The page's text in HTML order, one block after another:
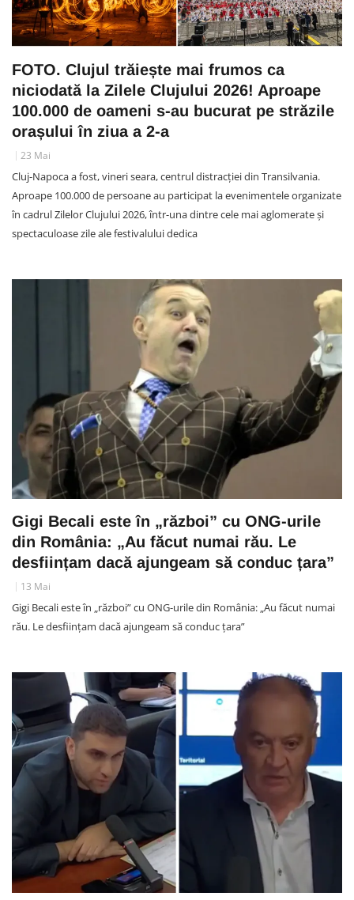
FOTO. Clujul trăiește mai frumos ca
niciodată la Zilele Clujului 2026! Aproape
100.000 de oameni s-au bucurat pe străzile
orașului în ziua a 2-a
23 Mai
Cluj-Napoca a fost, vineri seara, centrul distracției din Transilvania.
Aproape 100.000 de persoane au participat la evenimentele organizate
în cadrul Zilelor Clujului 2026, într-una dintre cele mai aglomerate și
spectaculoase zile ale festivalului dedica
Gigi Becali este în „război” cu ONG-urile
din România: „Au făcut numai rău. Le
desființam dacă ajungeam să conduc țara”
13 Mai
Gigi Becali este în „război” cu ONG-urile din România: „Au făcut numai
rău. Le desființam dacă ajungeam să conduc țara”